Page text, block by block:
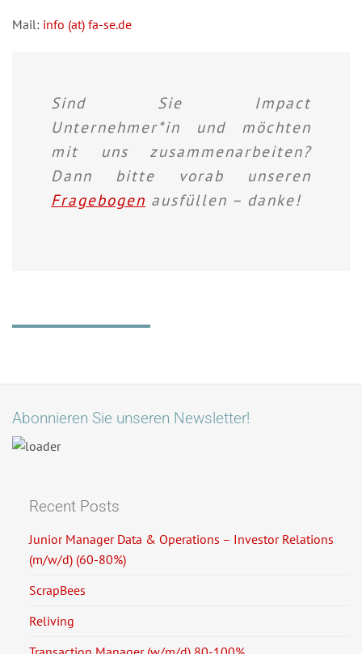
Mail: info (at) fa-se.de
Sind Sie Impact
Unternehmer*in und möchten
mit uns zusammenarbeiten?
Dann bitte vorab unseren
Fragebogen ausfüllen – danke!
Abonnieren Sie unseren Newsletter!
Recent Posts
Junior Manager Data & Operations – Investor Relations
(m/w/d) (60-80%)
ScrapBees
Reliving